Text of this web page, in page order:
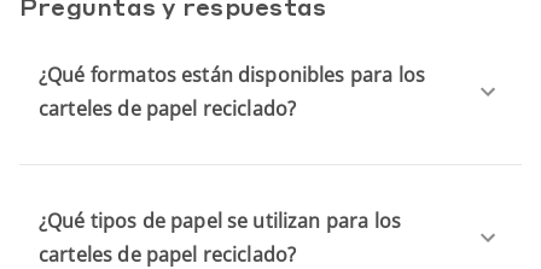
Preguntas y respuestas
¿Qué formatos están disponibles para los
carteles de papel reciclado?
¿Qué tipos de papel se utilizan para los
carteles de papel reciclado?